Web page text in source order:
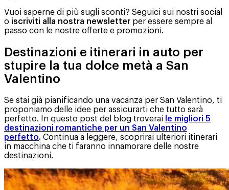
Vuoi saperne di più sugli sconti? Seguici sui nostri social
o iscriviti alla nostra newsletter per essere sempre al
passo con le nostre offerte e promozioni.
Destinazioni e itinerari in auto per
stupire la tua dolce metà a San
Valentino
Se stai già pianificando una vacanza per San Valentino, ti
proponiamo delle idee per assicurarti che tutto sarà
perfetto. In questo post del blog troverai le migliori 5
destinazioni romantiche per un San Valentino
perfetto. Continua a leggere, scoprirai ulteriori itinerari
in macchina che ti faranno innamorare delle nostre
destinazioni.